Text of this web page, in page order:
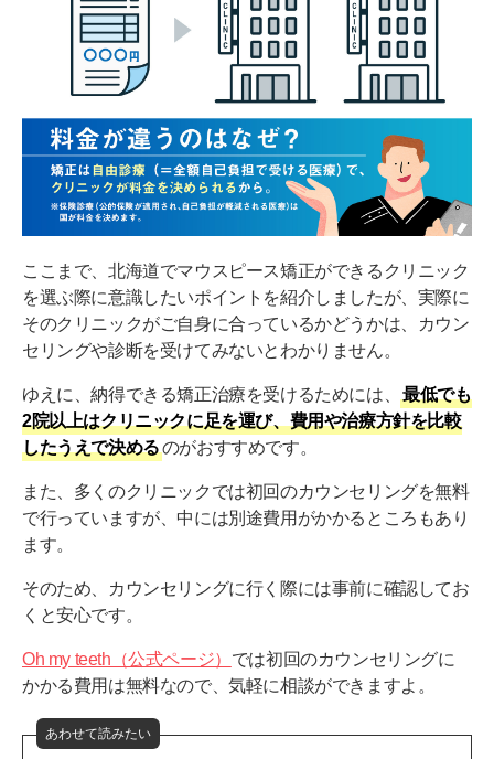
ここまで、北海道でマウスピース矯正ができるクリニック
を選ぶ際に意識したいポイントを紹介しましたが、実際に
そのクリニックがご自身に合っているかどうかは、カウン
セリングや診断を受けてみないとわかりません。
ゆえに、納得できる矯正治療を受けるためには、
最低でも
2院以上はクリニックに足を運び、費用や治療方針を比較
したうえで決めるのがおすすめです。
また、多くのクリニックでは初回のカウンセリングを無料
で行っていますが、中には別途費用がかかるところもあり
ます。
そのため、カウンセリングに行く際には事前に確認してお
くと安心です。
Oh my teeth（公式ページ） では初回のカウンセリングに
かかる費用は無料なので、気軽に相談ができますよ。
あわせて読みたい